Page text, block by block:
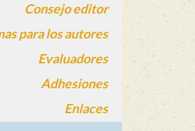
Consejo editor
para los autores
Evaluadores
Adhesiones
Enlaces